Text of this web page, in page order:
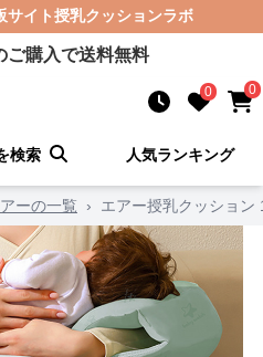
サイト授乳クッションラボ
ご購入で送料無料
0 0
検索 人気ランキング
ーの一覧 › エアー授乳クッション